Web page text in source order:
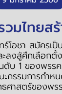
วมไทยส
โอชา สมัครเ
ลงสู้ศึกเลือกตั้
บ 1 ของพรรค
กรรมการกำห
ศาสตร์ของพร